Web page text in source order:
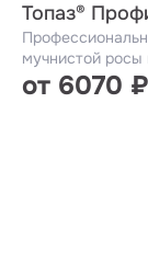
Топаз®
мучнистой
от 6070 ₽